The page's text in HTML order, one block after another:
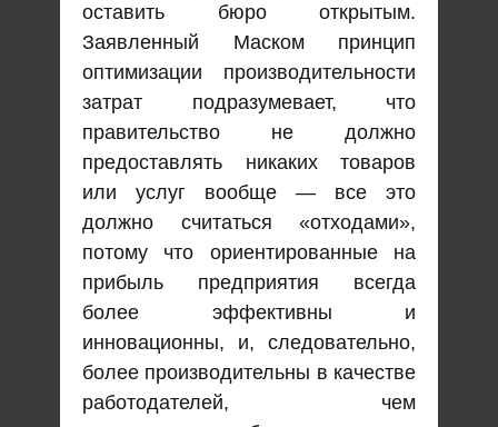
оставить бюро открытым.
Заявленный Маском принцип
оптимизации производительности
затрат подразумевает, что
правительство не должно
предоставлять никаких товаров
или услуг вообще — все это
должно считаться «отходами»,
потому что ориентированные на
прибыль предприятия всегда
более эффективны и
инновационны, и, следовательно,
более производительны в качестве
работодателей, чем